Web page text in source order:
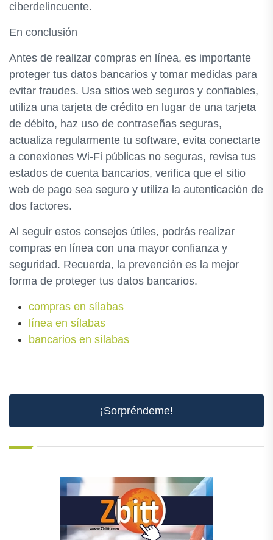
ciberdelincuente.
En conclusión
Antes de realizar compras en línea, es importante
proteger tus datos bancarios y tomar medidas para
evitar fraudes. Usa sitios web seguros y confiables,
utiliza una tarjeta de crédito en lugar de una tarjeta
de débito, haz uso de contraseñas seguras,
actualiza regularmente tu software, evita conectarte
a conexiones Wi-Fi públicas no seguras, revisa tus
estados de cuenta bancarios, verifica que el sitio
web de pago sea seguro y utiliza la autenticación de
dos factores.
Al seguir estos consejos útiles, podrás realizar
compras en línea con una mayor confianza y
seguridad. Recuerda, la prevención es la mejor
forma de proteger tus datos bancarios.
compras en sílabas
línea en sílabas
bancarios en sílabas
¡Sorpréndeme!